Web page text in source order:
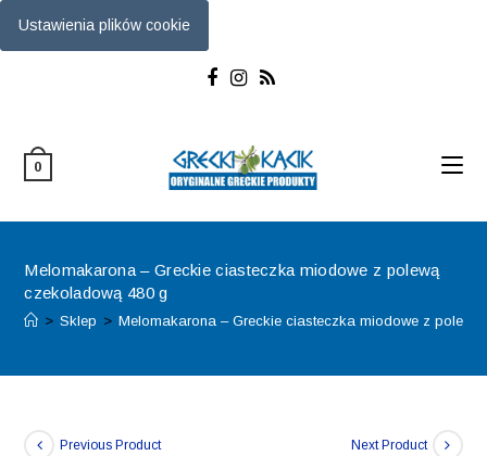
Ustawienia plików cookie
0
Melomakarona – Greckie ciasteczka miodowe z polewą
czekoladową 480 g
> Sklep > Melomakarona – Greckie ciasteczka miodowe z polewą
Previous Product Next Product